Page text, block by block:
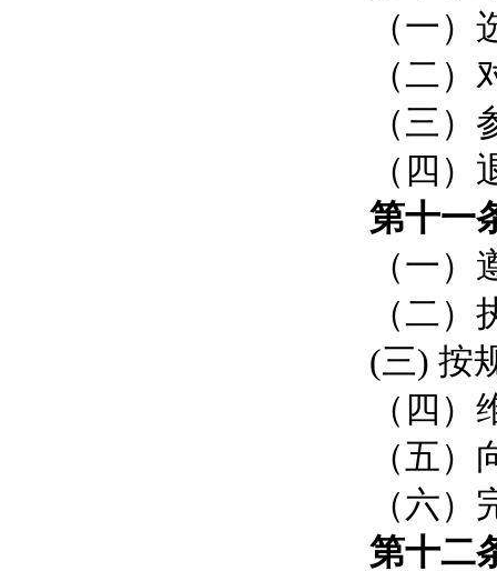
（一
（二
（三
（四）
第十一
（一
（二
(三) 按
（四
（五
（六
第十二